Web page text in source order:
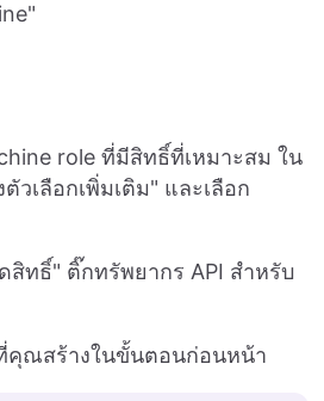
role ที่มีสิทธิ์ที่เหมาะสม ใน
เลือกเพิ่มเติม" และเลือก
ทธิ์" ติ๊กทรัพยากร API สำหรับ
คุณสร้างในขั้นตอนก่อนหน้า